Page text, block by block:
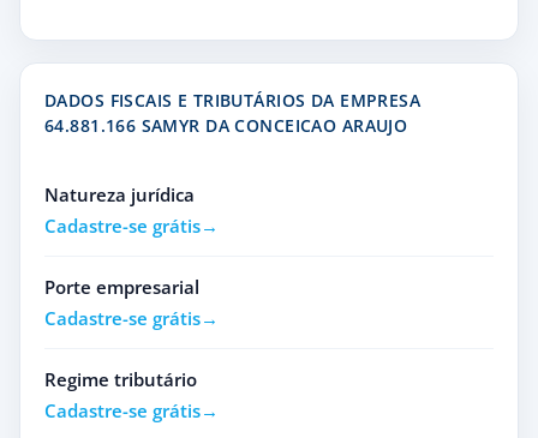
DADOS FISCAIS E TRIBUTÁRIOS DA EMPRESA
64.881.166 SAMYR DA CONCEICAO ARAUJO
Natureza jurídica
Cadastre-se grátis
Porte empresarial
Cadastre-se grátis
Regime tributário
Cadastre-se grátis